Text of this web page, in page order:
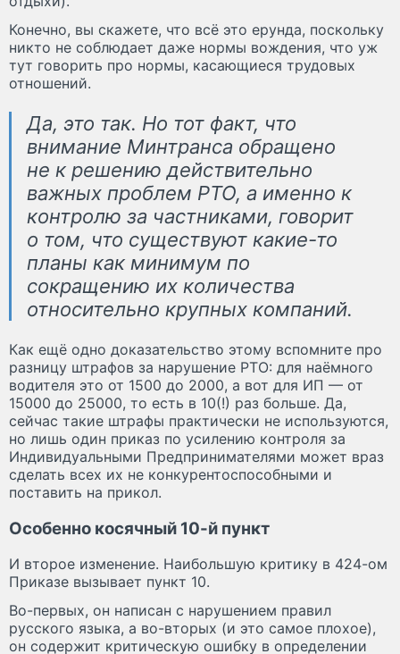
Конечно, вы скажете, что всё это ерунда, поскольку
никто не соблюдает даже нормы вождения, что уж
тут говорить про нормы, касающиеся трудовых
отношений.
Да, это так. Но тот факт, что
внимание Минтранса обращено
не к решению действительно
важных проблем РТО, а именно к
контролю за частниками, говорит
о том, что существуют какие-то
планы как минимум по
сокращению их количества
относительно крупных компаний.
Как ещё одно доказательство этому вспомните про
разницу штрафов за нарушение РТО: для наёмного
водителя это от 1500 до 2000, а вот для ИП — от
15000 до 25000, то есть в 10(!) раз больше. Да,
сейчас такие штрафы практически не используются,
но лишь один приказ по усилению контроля за
Индивидуальными Предпринимателями может враз
сделать всех их не конкурентоспособными и
поставить на прикол.
Особенно косячный 10-й пункт
И второе изменение. Наибольшую критику в 424-ом
Приказе вызывает пункт 10.
Во-первых, он написан с нарушением правил
русского языка, а во-вторых (и это самое плохое),
он содержит критическую ошибку в определении